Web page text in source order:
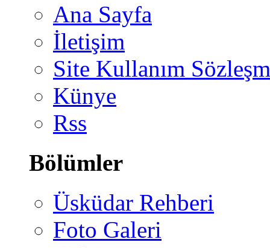
Ana Sayfa
İletişim
Site Kullanım
Künye
Rss
Bölümler
Üsküdar Rehberi
Foto Galeri